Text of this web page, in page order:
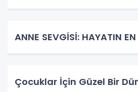
ANNE SEVGİSİ: HAYATIN
Çocuklar İçin Güzel Bir